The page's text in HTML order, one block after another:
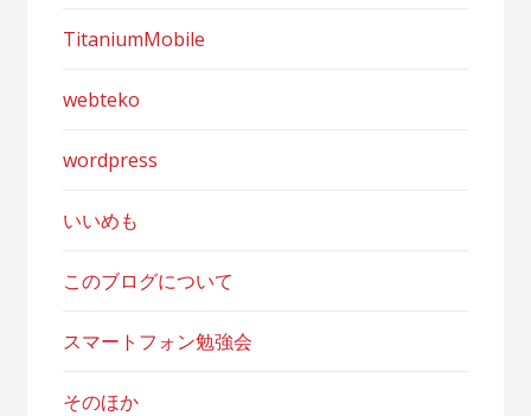
TitaniumMobile
webteko
wordpress
いいめも
このブログについて
スマートフォン勉強会
そのほか